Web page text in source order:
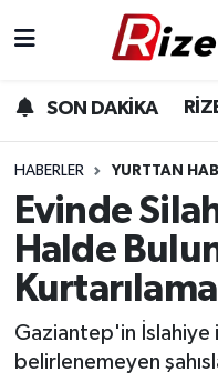
SON DAKİKA
HABERLER YURTTAN
Evinde
Halde
Gaziantep'in İslahiye
belirlenemeyen
Gündem
Yurttan Haberler
Ekonomi
Sağlık
Rize Hava
Rize Trafik
Süper Lig Puan
Son Dakika